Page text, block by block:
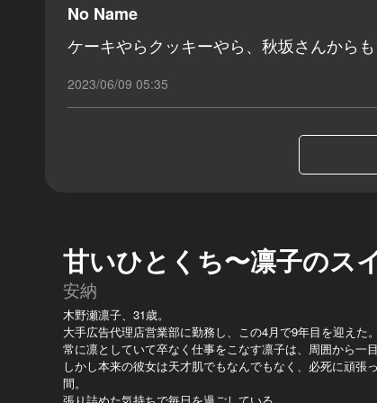
No Name
ケーキやらクッキーやら、秋坂さんから
2023/06/09 05:35
甘いひとくち〜凛子のス
安納
木野瀬凛子、31歳。
大手広告代理店営業部に勤務し、この4月で9年目を迎えた。
常に凛としていて卒なく仕事をこなす凛子は、周囲から一目
しかし本来の彼女は天才肌でもなんでもなく、必死に頑張
間。
張り詰めた気持ちで毎日を過ごしている。